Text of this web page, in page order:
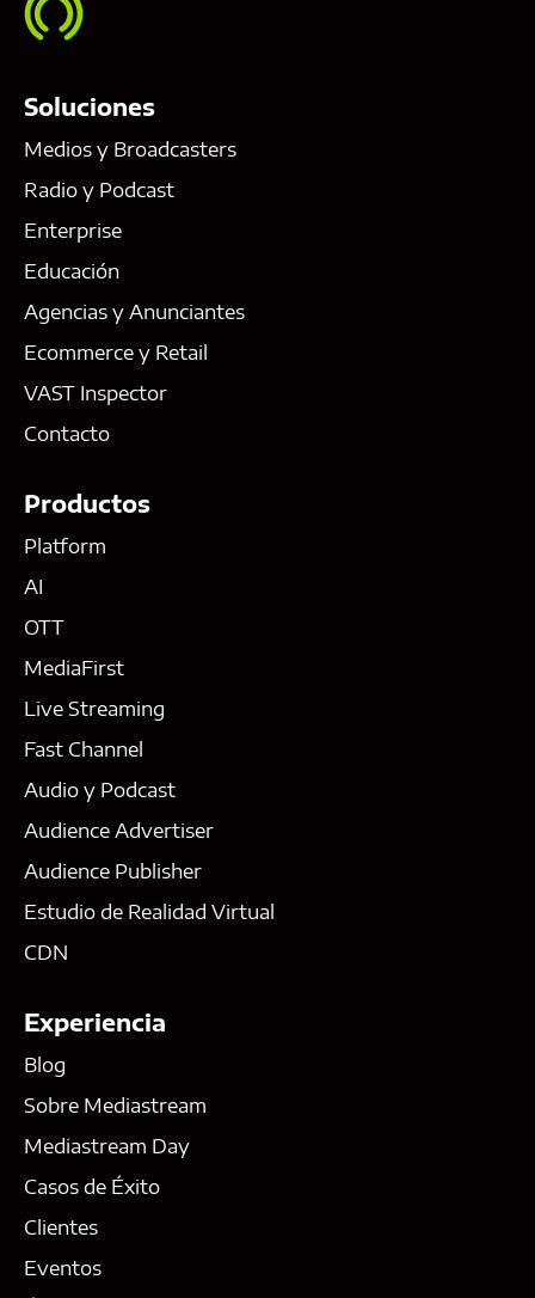
Soluciones
Medios y Broadcasters
Radio y Podcast
Enterprise
Educación
Agencias y Anunciantes
Ecommerce y Retail
VAST Inspector
Contacto
Productos
Platform
AI
OTT
MediaFirst
Live Streaming
Fast Channel
Audio y Podcast
Audience Advertiser
Audience Publisher
Estudio de Realidad Virtual
CDN
Experiencia
Blog
Sobre Mediastream
Mediastream Day
Casos de Éxito
Clientes
Eventos